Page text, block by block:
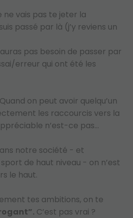
vais pas te jeter la
passé par là (j’y reviens un
pas besoin de passer par
erreur qui ont été les
on peut avoir quelqu’un
les raccourcis vers la
n’est-ce pas...
notre société - et
de haut niveau - on n’est
le haut.
tes ambitions, on te
C’est pas vrai ?